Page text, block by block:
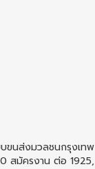
ขนส่งมวลชนกรุงเทพ
สมัครงาน ต่อ 1925,